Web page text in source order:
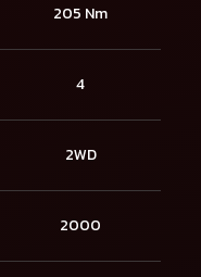
205 Nm
4
2WD
2000